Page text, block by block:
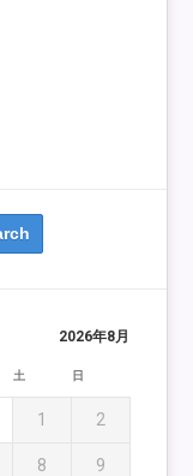
2026年8月
土 日
1 2
8 9